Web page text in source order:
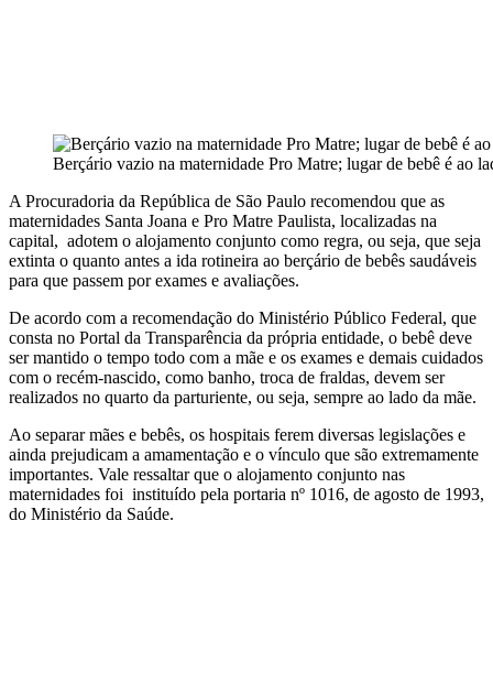
Berçário vazio na maternidade Pro Matre; lugar de bebê é ao
A Procuradoria da República de São Paulo recomendou que as
maternidades Santa Joana e Pro Matre Paulista, localizadas na
capital, adotem o alojamento conjunto como regra, ou seja, que seja
extinta o quanto antes a ida rotineira ao berçário de bebês saudáveis
para que passem por exames e avaliações.
De acordo com a recomendação do Ministério Público Federal, que
consta no Portal da Transparência da própria entidade, o bebê deve
ser mantido o tempo todo com a mãe e os exames e demais cuidados
com o recém-nascido, como banho, troca de fraldas, devem ser
realizados no quarto da parturiente, ou seja, sempre ao lado da mãe.
Ao separar mães e bebês, os hospitais ferem diversas legislações e
ainda prejudicam a amamentação e o vínculo que são extremamente
importantes. Vale ressaltar que o alojamento conjunto nas
maternidades foi instituído pela portaria nº 1016, de agosto de 1993,
do Ministério da Saúde.